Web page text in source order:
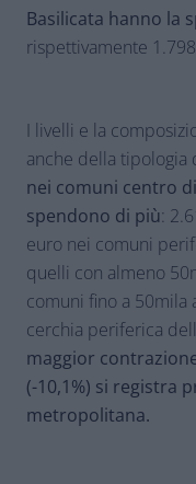
Basilicata hanno la
rispettivamente
I livelli e la
anche della tipologia
nei comuni centro
spendono di più:
euro nei comuni
quelli con almeno
comuni fino a 50mila
cerchia periferica
maggior
(-10,1%) si registra
metropolitana.